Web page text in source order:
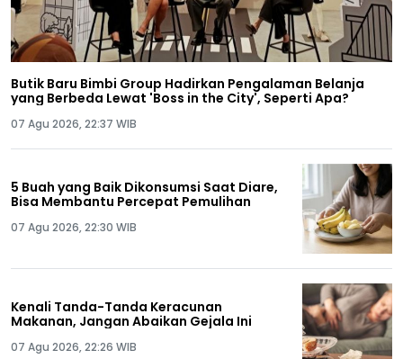
Butik Baru Bimbi Group Hadirkan Pengalaman Belanja
yang Berbeda Lewat 'Boss in the City', Seperti Apa?
07 Agu 2026, 22:37 WIB
5 Buah yang Baik Dikonsumsi Saat Diare,
Bisa Membantu Percepat Pemulihan
07 Agu 2026, 22:30 WIB
Kenali Tanda-Tanda Keracunan
Makanan, Jangan Abaikan Gejala Ini
07 Agu 2026, 22:26 WIB